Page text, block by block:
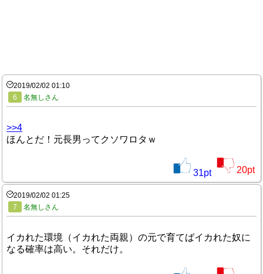
2019/02/02 01:10
6
名無しさん
>>4
ほんとだ！元長男ってクソワロタｗ
31pt 20pt
2019/02/02 01:25
7
名無しさん
イカれた環境（イカれた両親）の元で育てばイカれた奴に
なる確率は高い。それだけ。